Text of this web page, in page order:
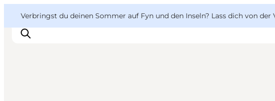
Verbringst du deinen Sommer auf Fyn und den Inseln? Lass dich von
VisitFyn
Deutsch